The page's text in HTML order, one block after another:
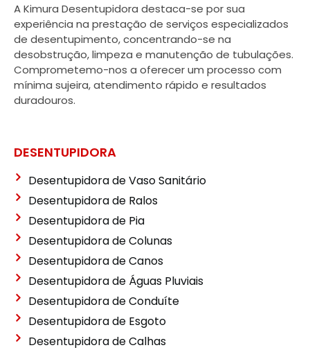
A Kimura Desentupidora destaca-se por sua
experiência na prestação de serviços especializados
de desentupimento, concentrando-se na
desobstrução, limpeza e manutenção de tubulações.
Comprometemo-nos a oferecer um processo com
mínima sujeira, atendimento rápido e resultados
duradouros.
DESENTUPIDORA
Desentupidora de Vaso Sanitário
Desentupidora de Ralos
Desentupidora de Pia
Desentupidora de Colunas
Desentupidora de Canos
Desentupidora de Águas Pluviais
Desentupidora de Conduíte
Desentupidora de Esgoto
Desentupidora de Calhas